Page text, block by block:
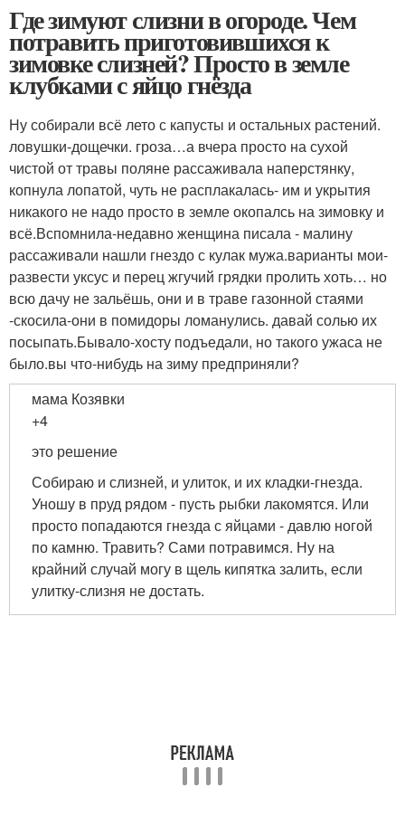
Где зимуют слизни в огороде. Чем
потравить приготовившихся к
зимовке слизней? Просто в земле
клубками с яйцо гнёзда
Ну собирали всё лето с капусты и остальных растений.
ловушки-дощечки. гроза…а вчера просто на сухой
чистой от травы поляне рассаживала наперстянку,
копнула лопатой, чуть не расплакалась- им и укрытия
никакого не надо просто в земле окопалсь на зимовку и
всё.Вспомнила-недавно женщина писала - малину
рассаживали нашли гнездо с кулак мужа.варианты мои-
развести уксус и перец жгучий грядки пролить хоть… но
всю дачу не зальёшь, они и в траве газонной стаями
-скосила-они в помидоры ломанулись. давай солью их
посыпать.Бывало-хосту подъедали, но такого ужаса не
было.вы что-нибудь на зиму предприняли?
мама Козявки
+4
это решение
Собираю и слизней, и улиток, и их кладки-гнезда.
Уношу в пруд рядом - пусть рыбки лакомятся. Или
просто попадаются гнезда с яйцами - давлю ногой
по камню. Травить? Сами потравимся. Ну на
крайний случай могу в щель кипятка залить, если
улитку-слизня не достать.